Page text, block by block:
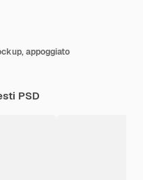
appoggiato
PSD